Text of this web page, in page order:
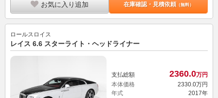
お気に入り追加 在庫確認・見積依頼（無料）
ロールスロイス
レイス 6.6 スターライト・ヘッドライナー
支払総額 2360.0万円
本体価格
2330.0万円
年式
2017年